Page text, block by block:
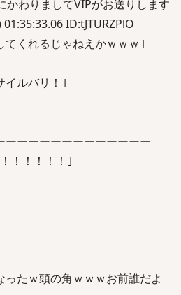
かわりましてVIPがお送りします
ID:tJTURZPlO
くれるじゃねえかｗｗｗ｣
イルバリ！｣
ーーーーーーーーーーーーー
！！！！！｣
ったｗ頭の角ｗｗｗお前誰だよ